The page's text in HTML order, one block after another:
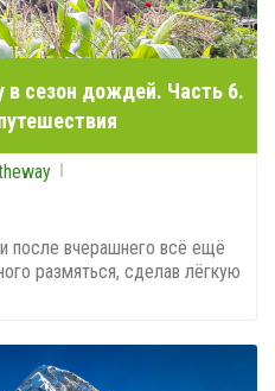
в сезон дождей. Часть 6.
после вчерашнего всё ещё
размяться, сделав лёгкую